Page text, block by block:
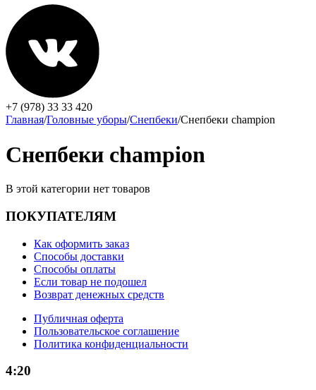
+7 (978) 33 33 420
Главная/Головные уборы/Снепбеки/Снепбеки champion
Снепбеки champion
В этой категории нет товаров
ПОКУПАТЕЛЯМ
Как оформить заказ
Способы доставки
Способы оплаты
Если товар не подошел
Возврат денежных средств
Публичная оферта
Пользовательское соглашение
Политика конфиденциальности
4:20